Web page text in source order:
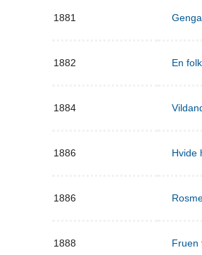
1881
1882 En
1884
1886 Hvide
1886
1888 Fruen